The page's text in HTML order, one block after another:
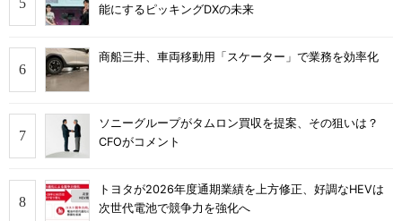
能にするピッキングDXの未来
商船三井、車両移動用「スケーター」で業務を効率化
ソニーグループがタムロン買収を提案、その狙いは？
CFOがコメント
トヨタが2026年度通期業績を上方修正、好調なHEVは
次世代電池で競争力を強化へ